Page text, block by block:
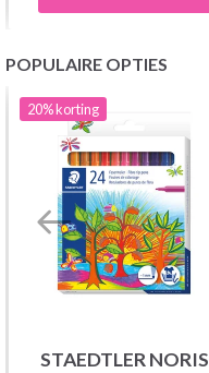
POPULAIRE OPTIES
20%korting
STAEDTLER NORIS